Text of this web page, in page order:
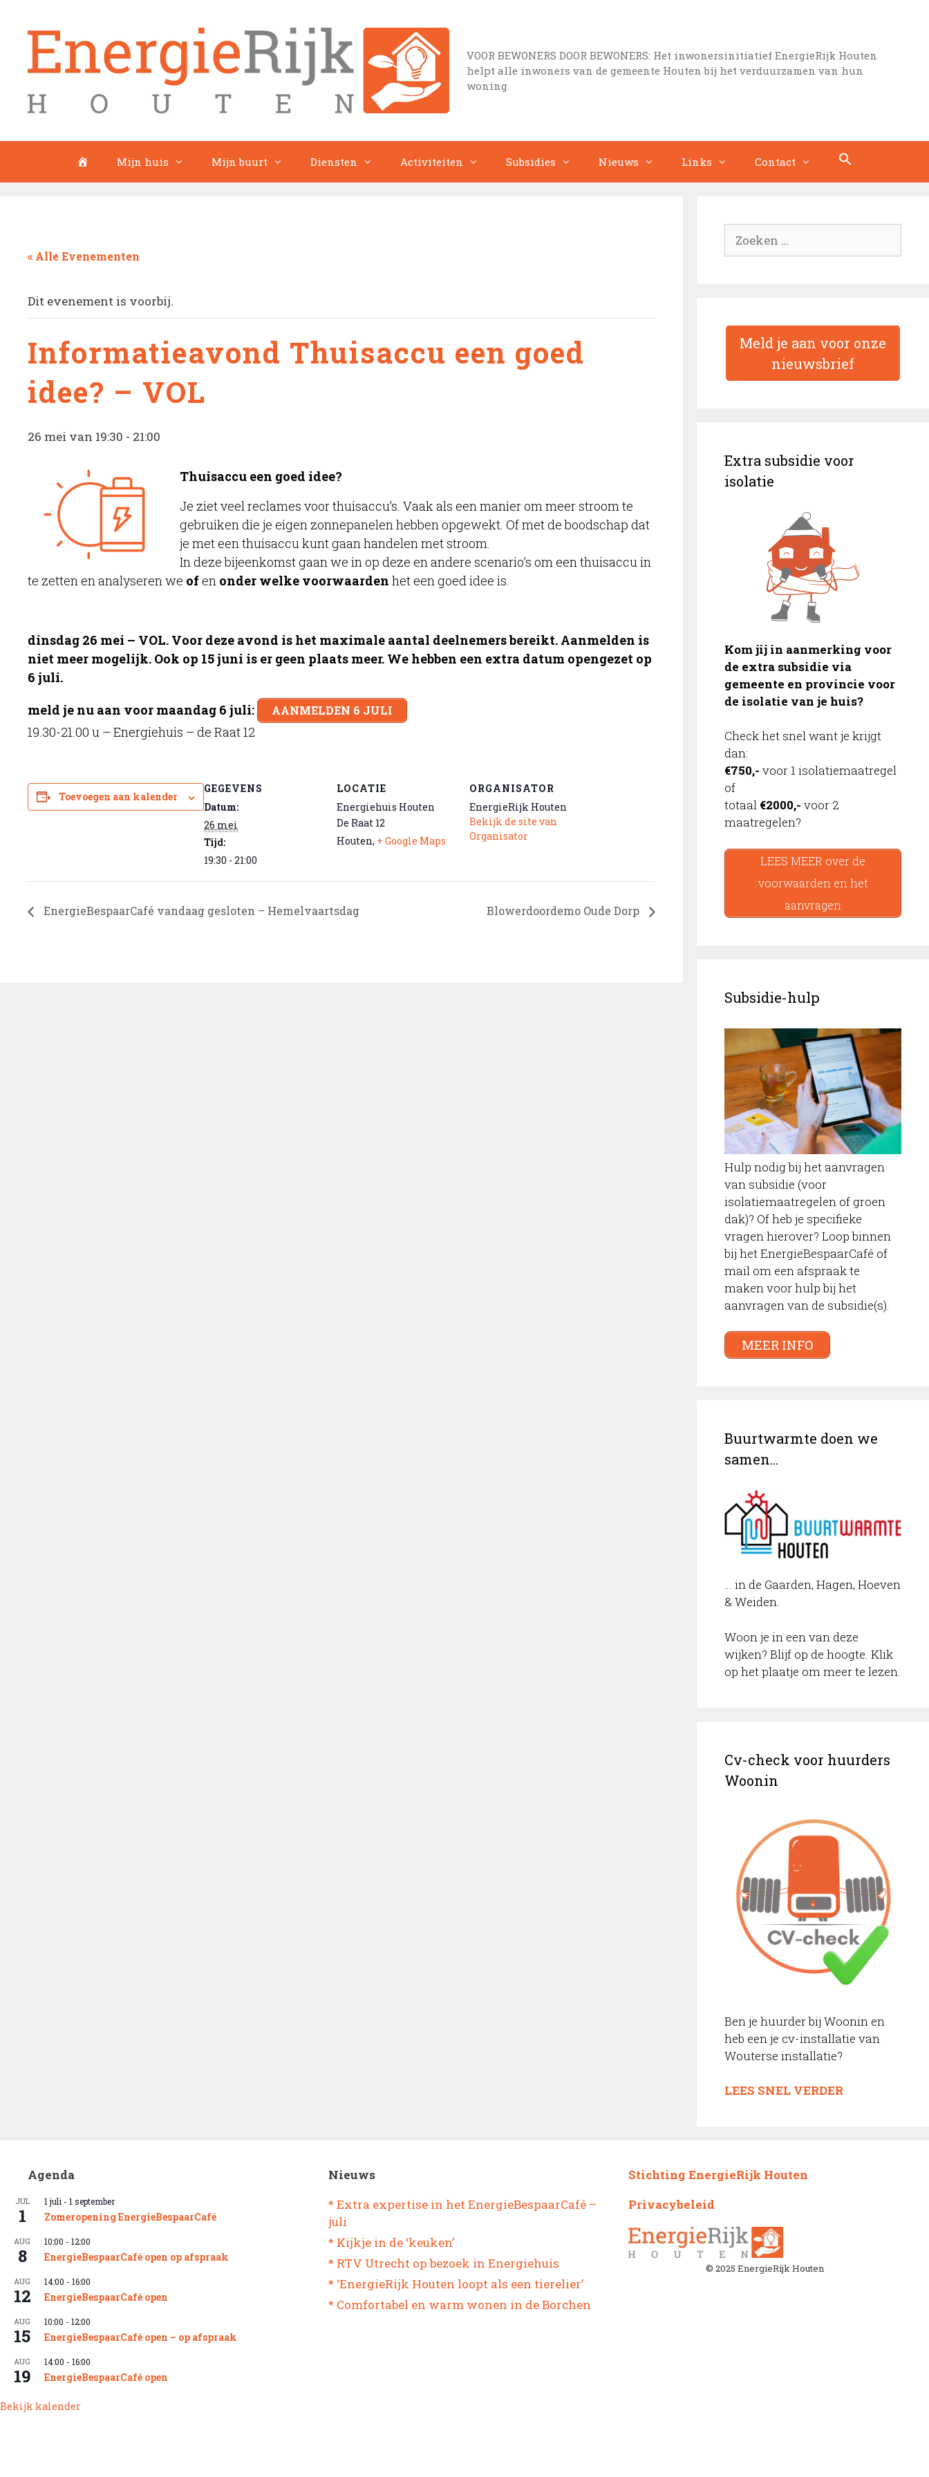
VOOR BEWONERS DOOR BEWONERS: Het inwonersinitiatief EnergieRijk Houten
helpt alle inwoners van de gemeente Houten bij het verduurzamen van hun
woning.
HomeMijn huis Mijn buurt Diensten Activiteiten Subsidies Nieuws Links Contact
« Alle Evenementen
Dit evenement is voorbij.
Informatieavond Thuisaccu een goed
idee? – VOL
26 mei van 19:30 - 21:00
Thuisaccu een goed idee?
Je ziet veel reclames voor thuisaccu’s. Vaak als een manier om meer stroom te
gebruiken die je eigen zonnepanelen hebben opgewekt. Of met de boodschap dat
je met een thuisaccu kunt gaan handelen met stroom.
In deze bijeenkomst gaan we in op deze en andere scenario’s om een thuisaccu in
te zetten en analyseren we ofen onder welke voorwaarden het een goed idee is.
dinsdag 26 mei – VOL. Voor deze avond is het maximale aantal deelnemers bereikt. Aanmelden is
niet meer mogelijk. Ook op 15 juni is er geen plaats meer. We hebben een extra datum opengezet op
6 juli.
meld je nu aan voor maandag 6 juli:
AANMELDEN 6 JULI
19.30-21.00 u – Energiehuis – de Raat 12
Toevoegen aan kalender
GEGEVENS
Datum:
26 mei
Tijd:
19:30 - 21:00
LOCATIE
Energiehuis Houten
De Raat 12
Houten, + Google Maps
ORGANISATOR
EnergieRijk Houten
Bekijk de site van
Organisator
EnergieBespaarCafé vandaag gesloten – Hemelvaartsdag Blowerdoordemo Oude Dorp
naar:
Meld je aan voor onze
nieuwsbrief
Extra subsidie voor
isolatie
Kom jij in aanmerking voor
de extra subsidie via
gemeente en provincie voor
de isolatie van je huis?
Check het snel want je krijgt
dan:
€750,- voor 1 isolatiemaatregel
of
totaal €2000,- voor 2
maatregelen?
LEES MEER over de
voorwaarden en het
aanvragen
Subsidie-hulp
Hulp nodig bij het aanvragen
van subsidie (voor
isolatiemaatregelen of groen
dak)? Of heb je specifieke
vragen hierover? Loop binnen
bij het EnergieBespaarCafé of
mail om een afspraak te
maken voor hulp bij het
aanvragen van de subsidie(s).
MEER INFO
Buurtwarmte doen we
samen…
… in de Gaarden, Hagen, Hoeven
& Weiden.
Woon je in een van deze
wijken? Blijf op de hoogte. Klik
op het plaatje om meer te lezen.
Cv-check voor huurders
Woonin
Ben je huurder bij Woonin en
heb een je cv-installatie van
Wouterse installatie?
LEES SNEL VERDER
Agenda
JUL
1
1 juli - 1 september
Zomeropening EnergieBespaarCafé
AUG
8
10:00 - 12:00
EnergieBespaarCafé open op afspraak
AUG
12
14:00 - 16:00
EnergieBespaarCafé open
AUG
15
10:00 - 12:00
EnergieBespaarCafé open – op afspraak
AUG
19
14:00 - 16:00
EnergieBespaarCafé open
Bekijk kalender
Nieuws
* Extra expertise in het EnergieBespaarCafé –
juli
* Kijkje in de ‘keuken’
* RTV Utrecht op bezoek in Energiehuis
* ‘EnergieRijk Houten loopt als een tierelier’
* Comfortabel en warm wonen in de Borchen
Stichting EnergieRijk Houten
Privacybeleid
© 2025 EnergieRijk Houten